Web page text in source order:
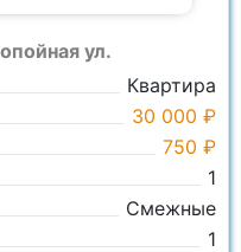
ул.
Квартира
30 000 ₽
750 ₽
1
Смежные
1